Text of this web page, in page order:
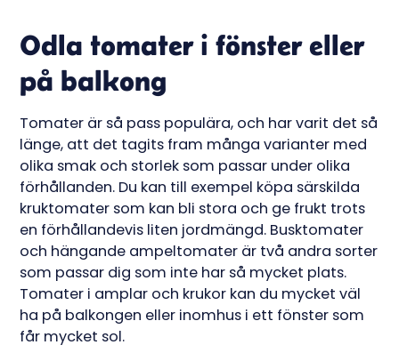
Odla tomater i fönster eller
på balkong
Tomater är så pass populära, och har varit det så
länge, att det tagits fram många varianter med
olika smak och storlek som passar under olika
förhållanden. Du kan till exempel köpa särskilda
kruktomater som kan bli stora och ge frukt trots
en förhållandevis liten jordmängd. Busktomater
och hängande ampeltomater är två andra sorter
som passar dig som inte har så mycket plats.
Tomater i amplar och krukor kan du mycket väl
ha på balkongen eller inomhus i ett fönster som
får mycket sol.